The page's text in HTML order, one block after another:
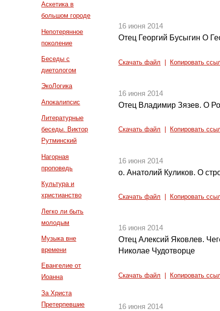
Аскетика в
большом городе
Непотерянное
поколение
Беседы с
диетологом
ЭкоЛогика
Апокалипсис
Литературные
беседы. Виктор
Рутминский
Нагорная
проповедь
Культура и
христианство
Легко ли быть
молодым
Музыка вне
времени
Евангелие от
Иоанна
За Христа
Претерпевшие
16 июня 2014
Отец Георгий Бусыгин О
Скачать файл Копировать
16 июня 2014
Отец Владимир Зязев. О
Скачать файл Копировать
16 июня 2014
о. Анатолий Куликов. О
Скачать файл Копировать
16 июня 2014
Отец Алексий Яковлев.
Николае Чудотворце
Скачать файл Копировать
16 июня 2014